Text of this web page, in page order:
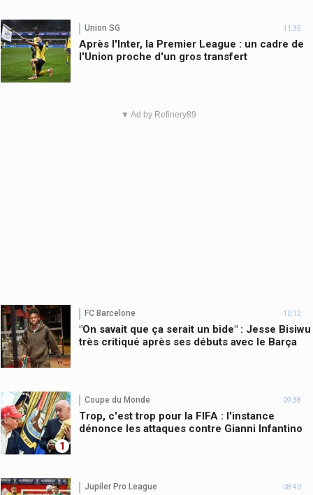
Union SG 11:35
Après l'Inter, la Premier League : un cadre de
l'Union proche d'un gros transfert
▼ Ad by Refinery89
FC Barcelone 10:12
"On savait que ça serait un bide" : Jesse Bisiwu
très critiqué après ses débuts avec le Barça
1
Coupe du Monde 09:38
Trop, c'est trop pour la FIFA : l'instance
dénonce les attaques contre Gianni Infantino
Jupiler Pro League 08:40